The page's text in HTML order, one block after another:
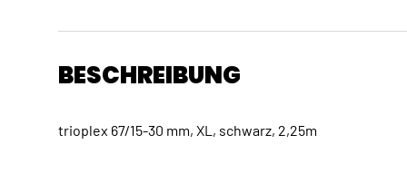
BESCHREIBUNG
trioplex 67/15-30 mm, XL, schwarz, 2,25m